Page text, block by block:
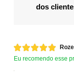
dos
Eu recomendo esse